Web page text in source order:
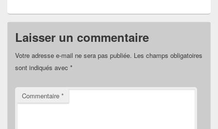
Laisser un commentaire
Votre adresse e-mail ne sera pas publiée. Les champs obligatoires
sont indiqués avec *
Commentaire *